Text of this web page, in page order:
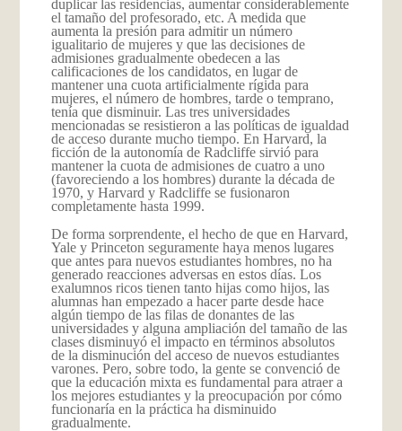
duplicar las residencias, aumentar considerablemente
el tamaño del profesorado, etc. A medida que
aumenta la presión para admitir un número
igualitario de mujeres y que las decisiones de
admisiones gradualmente obedecen a las
calificaciones de los candidatos, en lugar de
mantener una cuota artificialmente rígida para
mujeres, el número de hombres, tarde o temprano,
tenía que disminuir. Las tres universidades
mencionadas se resistieron a las políticas de igualdad
de acceso durante mucho tiempo. En Harvard, la
ficción de la autonomía de Radcliffe sirvió para
mantener la cuota de admisiones de cuatro a uno
(favoreciendo a los hombres) durante la década de
1970, y Harvard y Radcliffe se fusionaron
completamente hasta 1999.
De forma sorprendente, el hecho de que en Harvard,
Yale y Princeton seguramente haya menos lugares
que antes para nuevos estudiantes hombres, no ha
generado reacciones adversas en estos días. Los
exalumnos ricos tienen tanto hijas como hijos, las
alumnas han empezado a hacer parte desde hace
algún tiempo de las filas de donantes de las
universidades y alguna ampliación del tamaño de las
clases disminuyó el impacto en términos absolutos
de la disminución del acceso de nuevos estudiantes
varones. Pero, sobre todo, la gente se convenció de
que la educación mixta es fundamental para atraer a
los mejores estudiantes y la preocupación por cómo
funcionaría en la práctica ha disminuido
gradualmente.